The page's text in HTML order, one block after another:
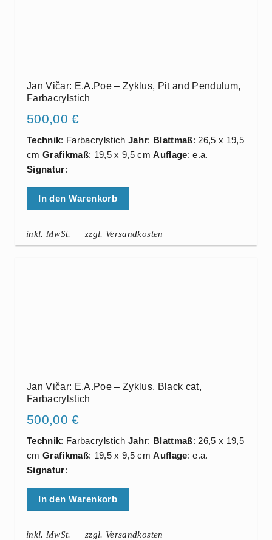
Jan Vičar: E.A.Poe – Zyklus, Pit and Pendulum,
Farbacrylstich
500,00€
Technik: FarbacrylstichJahr: Blattmaß: 26,5 x 19,5
cm Grafikmaß: 19,5 x 9,5 cmAuflage: e.a.
Signatur:
In den Warenkorb
inkl. MwSt. zzgl. Versandkosten
Jan Vičar: E.A.Poe – Zyklus, Black cat,
Farbacrylstich
500,00€
Technik: FarbacrylstichJahr: Blattmaß: 26,5 x 19,5
cm Grafikmaß: 19,5 x 9,5 cmAuflage: e.a.
Signatur:
In den Warenkorb
inkl. MwSt. zzgl. Versandkosten